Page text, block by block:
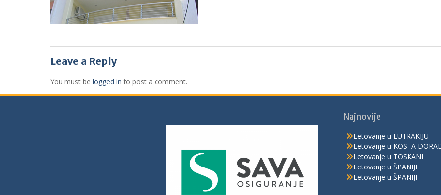
Leave a Reply
You must be logged in to post a comment.
Najnovije
Letovanje u LUTRAKIJU
Letovanje u KOSTA
Letovanje u TOSKANI
Letovanje u ŠPANIJI
Letovanje u ŠPANIJI